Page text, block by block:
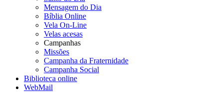
Mensagem do Dia
Bíblia Online
Vela On-Line
Velas acesas
Campanhas
Missões
Campanha da Fraternidade
Campanha Social
Biblioteca online
WebMail